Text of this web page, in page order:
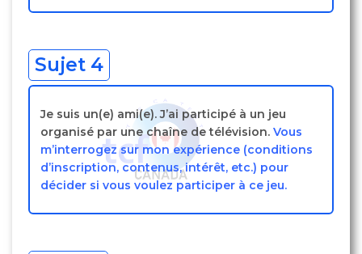
Sujet 4
Je suis un(e) ami(e). J’ai participé à un jeu
organisé par une chaîne de télévision. Vous
m’interrogez sur mon expérience (conditions
d’inscription, contenus, intérêt, etc.) pour
décider si vous voulez participer à ce jeu.